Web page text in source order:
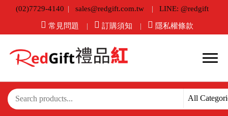
(02)7729-4140 sales@redgift.com.tw LINE: @redgift
常見問題 訂購須知 隱私權條款